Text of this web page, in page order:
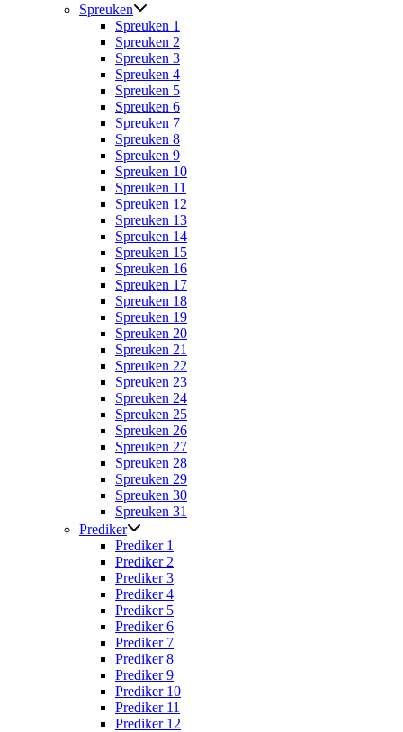
Spreuken
Spreuken 1
Spreuken 2
Spreuken 3
Spreuken 4
Spreuken 5
Spreuken 6
Spreuken 7
Spreuken 8
Spreuken 9
Spreuken 10
Spreuken 11
Spreuken 12
Spreuken 13
Spreuken 14
Spreuken 15
Spreuken 16
Spreuken 17
Spreuken 18
Spreuken 19
Spreuken 20
Spreuken 21
Spreuken 22
Spreuken 23
Spreuken 24
Spreuken 25
Spreuken 26
Spreuken 27
Spreuken 28
Spreuken 29
Spreuken 30
Spreuken 31
Prediker
Prediker 1
Prediker 2
Prediker 3
Prediker 4
Prediker 5
Prediker 6
Prediker 7
Prediker 8
Prediker 9
Prediker 10
Prediker 11
Prediker 12